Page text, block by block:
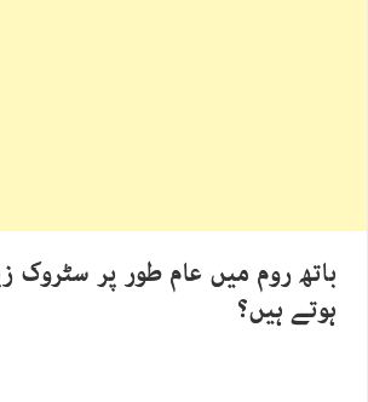
باتھ روم میں عام طور پر سٹروک
ہوتے ہیں؟